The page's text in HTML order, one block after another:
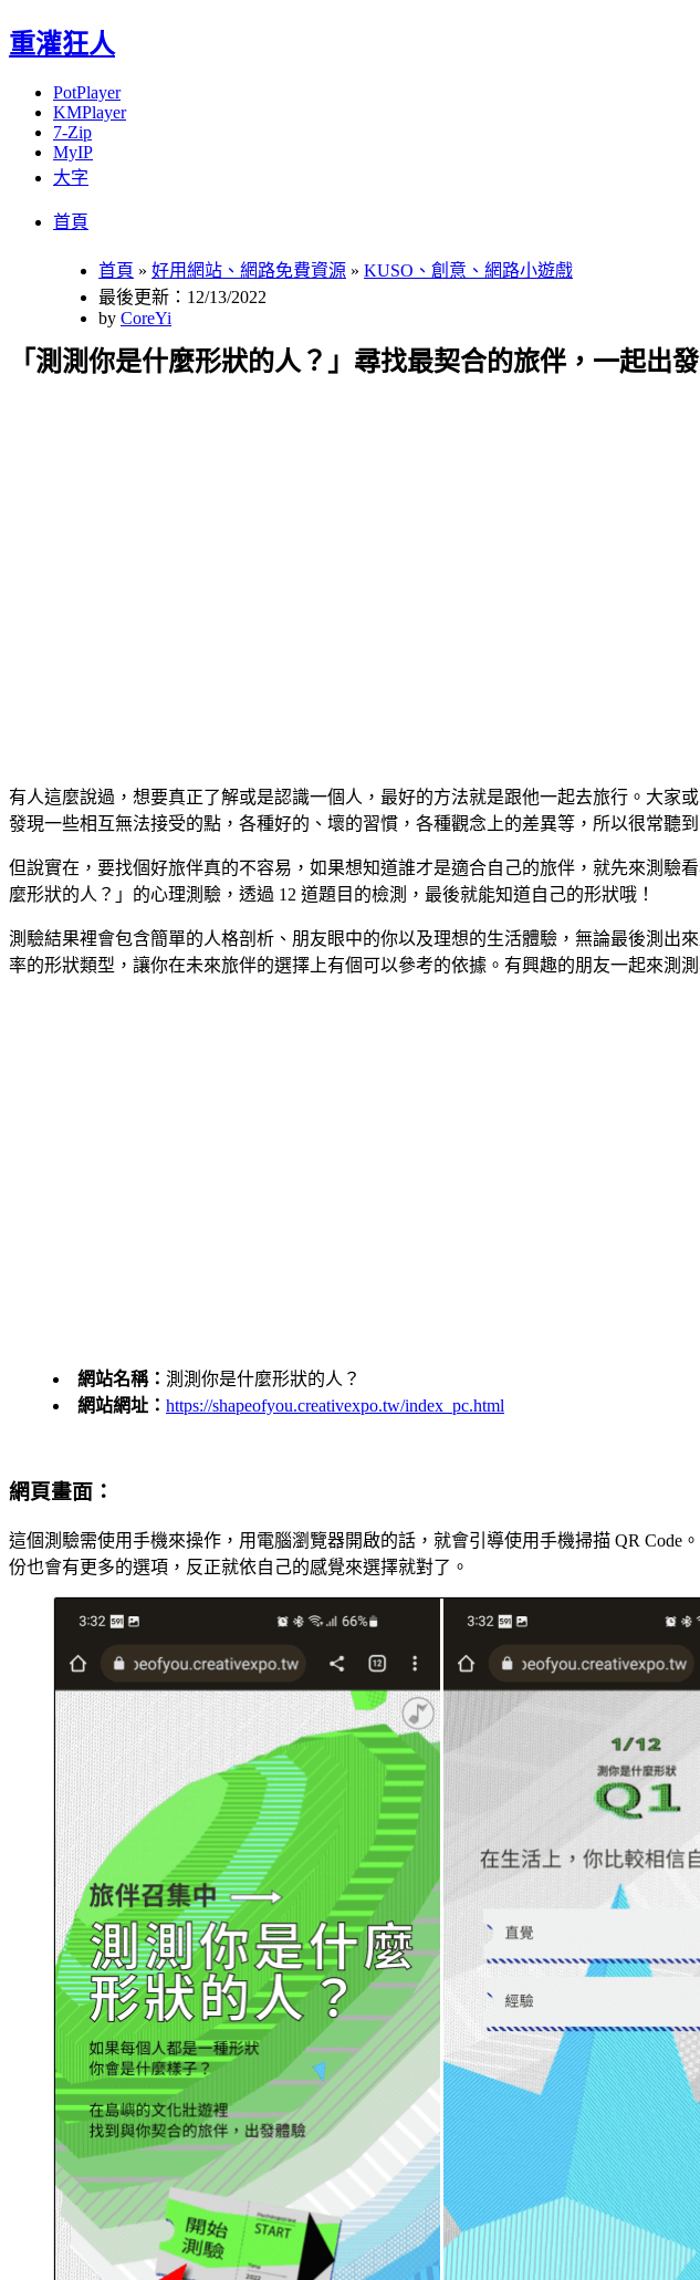
重灌狂人
PotPlayer
KMPlayer
7-Zip
MyIP
大字
首頁
首頁 » 好用網站、網路免費資源 » KUSO、創意、網路小遊戲
最後更新：12/13/2022
by CoreYi
「測測你是什麼形狀的人？」尋找最契合的旅伴，一起出發
有人這麼說過，想要真正了解或是認識一個人，最好的方法就是跟他一起去旅行。大
發現一些相互無法接受的點，各種好的、壞的習慣，各種觀念上的差異等，所以很常聽
但說實在，要找個好旅伴真的不容易，如果想知道誰才是適合自己的旅伴，就先來測驗
麼形狀的人？」的心理測驗，透過 12 道題目的檢測，最後就能知道自己的形狀哦！
測驗結果裡會包含簡單的人格剖析、朋友眼中的你以及理想的生活體驗，無論最後測
率的形狀類型，讓你在未來旅伴的選擇上有個可以參考的依據。有興趣的朋友一起來測測
網站名稱： 測測你是什麼形狀的人？
網站網址： https://shapeofyou.creativexpo.tw/index_pc.html
網頁畫面：
這個測驗需使用手機來操作，用電腦瀏覽器開啟的話，就會引導使用手機掃描 QR
份也會有更多的選項，反正就依自己的感覺來選擇就對了。